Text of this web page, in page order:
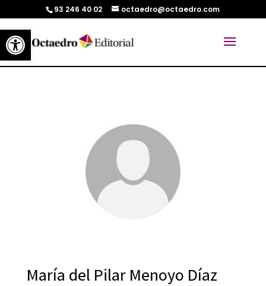
Abrir barra de herramientas
93 246 40 02 octaedro@octaedro.com
María del Pilar Menoyo Díaz